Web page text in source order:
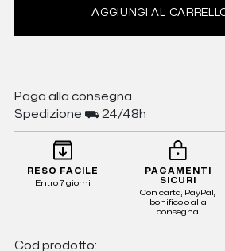
AGGIUNGI AL
Paga alla consegna
Spedizione ⛟ 24/48h
RESO FACILE
Entro 7 giorni
PAGAMENTI
SICURI
Con carta, PayPal,
bonifico o alla
consegna
Cod prodotto: